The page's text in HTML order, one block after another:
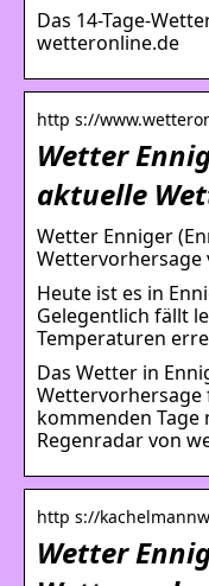
Das 14-Tage-
wetteronline.de
http s://
Wetter
aktuelle
Wetter Enniger
Wettervorhersage
Heute ist es in
Gelegentlich fällt
Temperaturen
Das Wetter in
kommenden
Regenradar von
http s://
Wetter